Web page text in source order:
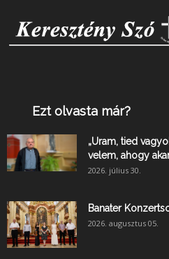
Ezt olvasta már?
„Uram, tied
velem, ahogy
2026. július 30.
Banater
2026. augusztus 05.